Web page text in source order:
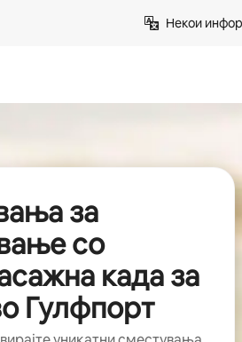
Некои
за
со
када за
Гулфпорт